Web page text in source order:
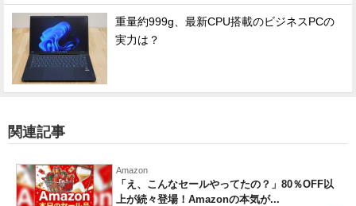
重量約999g、最新CPU搭載のビジネスPCの
実力は？
関連記事
Amazon
「え、こんなセールやってたの？」80％OFF以
上が続々登場！Amazonの本気が...